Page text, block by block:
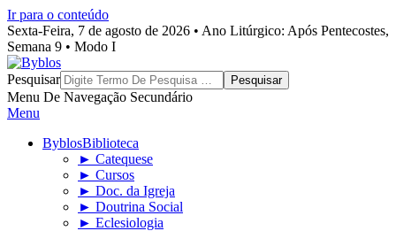
Ir para o conteúdo
Sexta-Feira, 7 de agosto de 2026 • Ano Litúrgico: Após Pentecostes,
Semana 9 • Modo I
Byblos
Pesquisar
Menu De Navegação Secundário
Menu
ByblosBiblioteca
► Catequese
► Cursos
► Doc. da Igreja
► Doutrina Social
► Eclesiologia